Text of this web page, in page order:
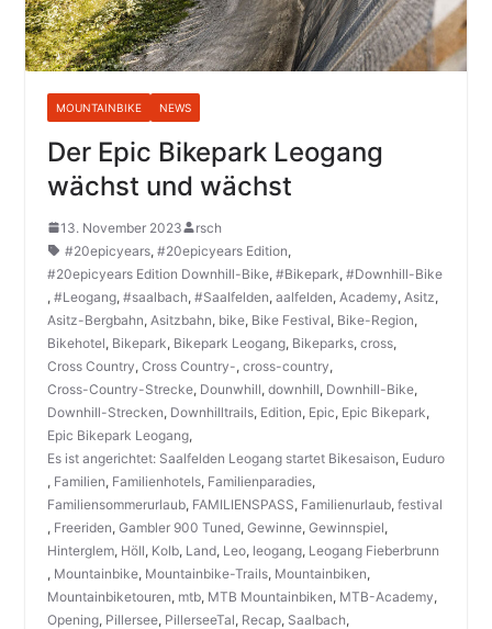
MOUNTAINBIKE NEWS
Der Epic Bikepark Leogang
wächst und wächst
13. November 2023
rsch
#20epicyears, #20epicyears Edition,
#20epicyears Edition Downhill-Bike, #Bikepark, #Downhill-Bike
, #Leogang, #saalbach, #Saalfelden, aalfelden, Academy, Asitz,
Asitz-Bergbahn, Asitzbahn, bike, Bike Festival, Bike-Region,
Bikehotel, Bikepark, Bikepark Leogang, Bikeparks, cross,
Cross Country, Cross Country-, cross-country,
Cross-Country-Strecke, Dounwhill, downhill, Downhill-Bike,
Downhill-Strecken, Downhilltrails, Edition, Epic, Epic Bikepark,
Epic Bikepark Leogang,
Es ist angerichtet: Saalfelden Leogang startet Bikesaison, Euduro
, Familien, Familienhotels, Familienparadies,
Familiensommerurlaub, FAMILIENSPASS, Familienurlaub, festival
, Freeriden, Gambler 900 Tuned, Gewinne, Gewinnspiel,
Hinterglem, Höll, Kolb, Land, Leo, leogang, Leogang Fieberbrunn
, Mountainbike, Mountainbike-Trails, Mountainbiken,
Mountainbiketouren, mtb, MTB Mountainbiken, MTB-Academy,
Opening, Pillersee, PillerseeTal, Recap, Saalbach,